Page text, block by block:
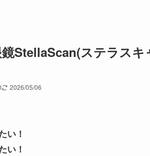
StellaScan(ステラス
2026/05/06
い！
い！